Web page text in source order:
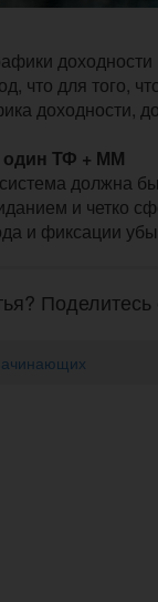
что для того,
доходности,
один ТФ + ММ
должна
и четко
и фиксации